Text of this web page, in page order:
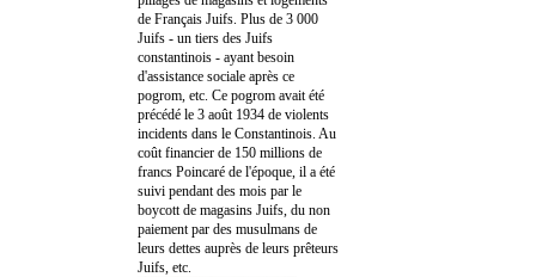
de Français Juifs. Plus de 3 000
Juifs - un tiers des Juifs
constantinois - ayant besoin
d'assistance sociale après ce
pogrom, etc. Ce pogrom avait été
précédé le 3 août 1934 de violents
incidents dans le Constantinois. Au
coût financier de 150 millions de
francs Poincaré de l'époque, il a été
suivi pendant des mois par le
boycott de magasins Juifs, du non
paiement par des musulmans de
leurs dettes auprès de leurs prêteurs
Juifs, etc.